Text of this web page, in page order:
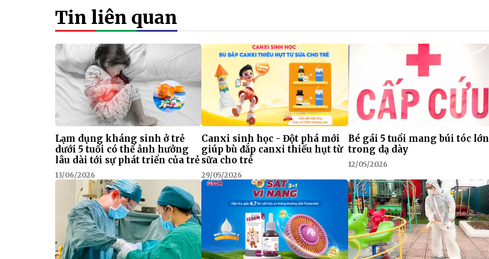
Tin liên quan
Lạm dụng kháng sinh ở trẻ
dưới 5 tuổi có thể ảnh hưởng
lâu dài tới sự phát triển của trẻ
13/06/2026
Canxi sinh học - Đột phá mới
giúp bù đắp canxi thiếu hụt từ
sữa cho trẻ
29/05/2026
Bé gái 5 tuổi mang búi tóc lớn
trong dạ dày
12/05/2026